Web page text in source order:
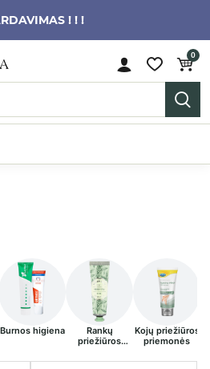
! ! !
0
Burnos higiena
Rankų
priežiūros
Kojų priežiūros
priemonės